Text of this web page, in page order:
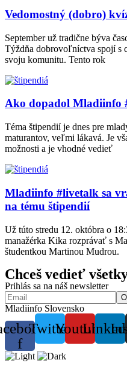
Vedomostný (dobro)
September už tradične býva
Týždňa dobrovoľníctva spojí s
svoju komunitu. Tento rok
Ako dopadol Mladiinfo
Téma štipendií je dnes pre
maturantov, veľmi lákavá. Je
možnosti a je vhodné vedieť
Mladiinfo #livetalk sa
na tému štipendií
Už túto stredu 12. októbra o
manažérka Kika rozprávať s
študentkou Martinou Mudrou.
Chceš vedieť
Prihlás sa na náš newsletter
Mladiinfo Slovensko
f
TwitterYoutube